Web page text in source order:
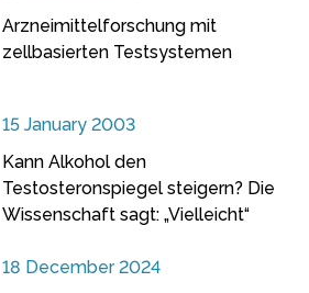
Arzneimittelforschung mit
zellbasierten Testsystemen
15 January 2003
Kann Alkohol den
Testosteronspiegel steigern? Die
Wissenschaft sagt: „Vielleicht“
18 December 2024